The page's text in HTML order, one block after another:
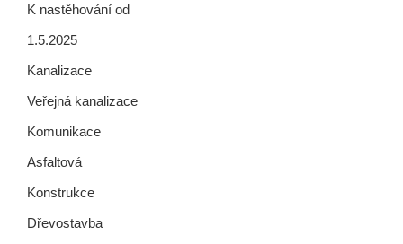
K nastěhování od
1.5.2025
Kanalizace
Veřejná kanalizace
Komunikace
Asfaltová
Konstrukce
Dřevostavba